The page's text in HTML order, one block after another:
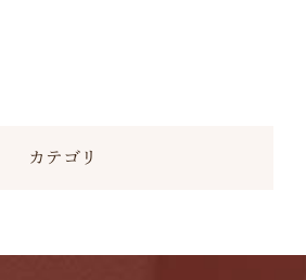
カテゴリ